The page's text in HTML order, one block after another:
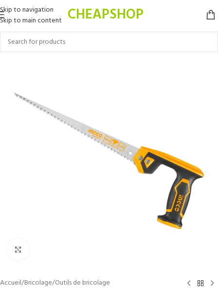
Skip to navigation
Skip to main content
CHEAPSHOP
Accueil/Bricolage/Outils de bricolage